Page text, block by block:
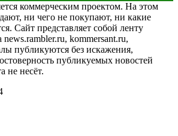
коммерческим проектом. На этом
ни чего не покупают, ни какие
Сайт представляет собой ленту
news.rambler.ru, kommersant.ru,
публикуются без искажения,
публикуемых новостей
не несёт.